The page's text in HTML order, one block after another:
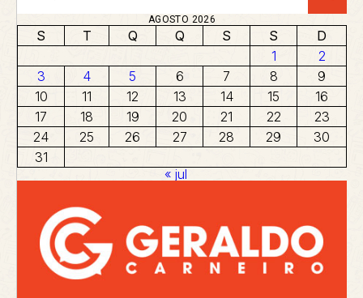
AGOSTO 2026
S T Q Q S S
D
1
2
3
4 5 6 7 8
9
10
11 12 13 14 15
16
17
18 19 20 21 22
23
24
25 26 27 28 29
30
31
« jul